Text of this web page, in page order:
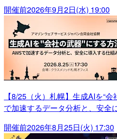
開催前2026年9月2日(水) 19:00
【8/25（火）札幌】生成AIを“
で加速するデータ分析と、安全
開催前2026年8月25日(火) 17:30